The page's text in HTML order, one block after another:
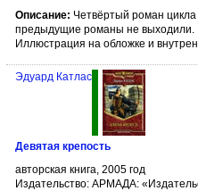
Описание: Четвёртый роман цикла
предыдущие романы не выходили.
Иллюстрация на обложке и
Эдуард Катлас
Девятая крепость
авторская книга, 2005 год
Издательство: АРМАДА: